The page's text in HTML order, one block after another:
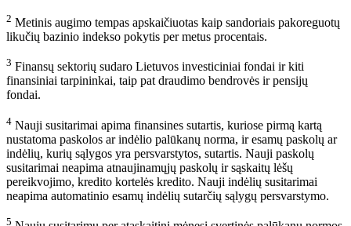
2 Metinis augimo tempas apskaičiuotas kaip sandoriais pakoreguotų
likučių bazinio indekso pokytis per metus procentais.
3 Finansų sektorių sudaro Lietuvos investiciniai fondai ir kiti
finansiniai tarpininkai, taip pat draudimo bendrovės ir pensijų
fondai.
4 Nauji susitarimai apima finansines sutartis, kuriose pirmą kartą
nustatoma paskolos ar indėlio palūkanų norma, ir esamų paskolų ar
indėlių, kurių sąlygos yra persvarstytos, sutartis. Nauji paskolų
susitarimai neapima atnaujinamųjų paskolų ir sąskaitų lėšų
pereikvojimo, kredito kortelės kredito. Nauji indėlių susitarimai
neapima automatinio esamų indėlių sutarčių sąlygų persvarstymo.
5